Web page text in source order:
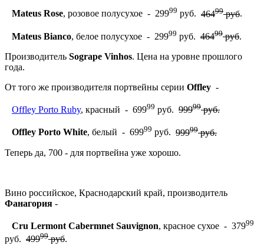
Mateus Rose, розовое полусухое - 29999 руб. 46499руб.
Mateus Bianco, белое полусухое - 29999 руб. 46499руб.
Производитель Sogrape Vinhos. Цена на уровне прошлого
года.
От того же производителя портвейны серии Offley -
Offley Porto Ruby, красный - 69999 руб. 99999руб.
Offley Porto White, белый - 69999 руб. 99999руб.
Теперь да, 700 - для портвейна уже хорошо.
Вино российское, Краснодарский край, производитель
Фанагория -
Cru Lermont Cabermnet Sauvignon, красное сухое - 37999
руб. 49999руб.